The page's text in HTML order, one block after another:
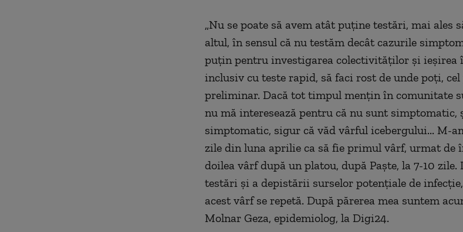
„Nu se poate să avem atât puține testări, mai ales
altul, în sensul că nu testăm decât cazurile
puțin pentru investigarea colectivităților și ieșirea
inclusiv cu teste rapid, să faci rost de unde poți,
preliminar. Dacă tot timpul mențin în comunitate
nu mă interesează pentru că nu sunt simptomatic,
simptomatic, sigur că văd vârful icebergului... M-
zile din luna aprilie ca să fie primul vârf, urmat de
doilea vârf după un platou, după Paște, la 7-10 zile.
testări și a depistării surselor potențiale de
acest vârf se repetă. După părerea mea suntem
Molnar Geza, epidemiolog, la Digi24.